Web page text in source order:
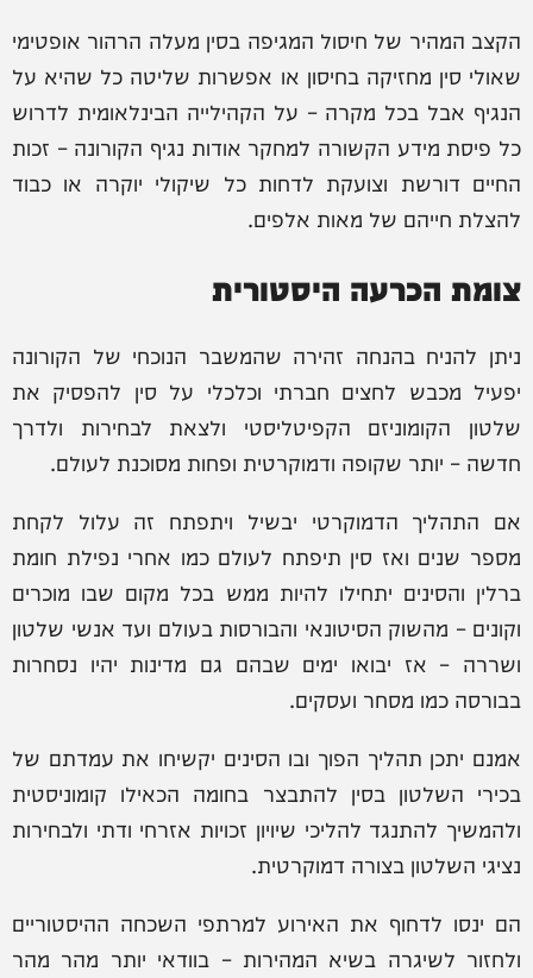
הקצב המהיר של חיסול המגיפה בסין מעלה הרהור אופטימי
שאולי סין מחזיקה בחיסון או אפשרות שליטה כל שהיא על
הנגיף אבל בכל מקרה – על הקהילייה הבינלאומית לדרוש
כל פיסת מידע הקשורה למחקר אודות נגיף הקורונה – זכות
החיים דורשת וצועקת לדחות כל שיקולי יוקרה או כבוד
להצלת חייהם של מאות אלפים.
צומת הכרעה היסטורית
ניתן להניח בהנחה זהירה שהמשבר הנוכחי של הקורונה
יפעיל מכבש לחצים חברתי וכלכלי על סין להפסיק את
שלטון הקומוניזם הקפיטליסטי ולצאת לבחירות ולדרך
חדשה – יותר שקופה ודמוקרטית ופחות מסוכנת לעולם.
אם התהליך הדמוקרטי יבשיל ויתפתח זה עלול לקחת
מספר שנים ואז סין תיפתח לעולם כמו אחרי נפילת חומת
ברלין והסינים יתחילו להיות ממש בכל מקום שבו מוכרים
וקונים – מהשוק הסיטונאי והבורסות בעולם ועד אנשי שלטון
ושררה – אז יבואו ימים שבהם גם מדינות יהיו נסחרות
בבורסה כמו מסחר ועסקים.
אמנם יתכן תהליך הפוך ובו הסינים יקשיחו את עמדתם של
בכירי השלטון בסין להתבצר בחומה הכאילו קומוניסטית
ולהמשיך להתנגד להליכי שיויון זכויות אזרחי ודתי ולבחירות
נציגי השלטון בצורה דמוקרטית.
הם ינסו לדחוף את האירוע למרתפי השכחה ההיסטוריים
ולחזור לשיגרה בשיא המהירות – בוודאי יותר מהר מהר